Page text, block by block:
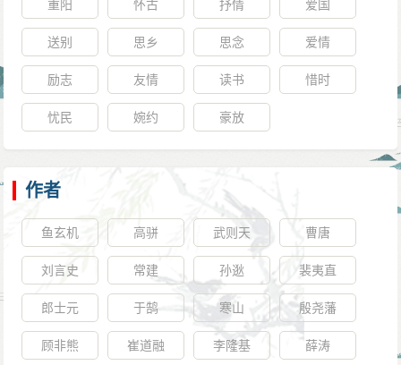
重阳 怀古 抒情 爱国
送别 思乡 思念 爱情
励志 友情 读书 惜时
忧民 婉约 豪放
作者
鱼玄机 高骈 武则天 曹唐
刘言史 常建 孙逖 裴夷直
郎士元 于鹄 寒山 殷尧藩
顾非熊 崔道融 李隆基 薛涛